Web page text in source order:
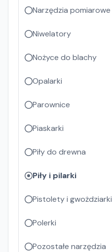
Narzędzia pomiarowe
Niwelatory
Nożyce do blachy
Opalarki
Parownice
Piaskarki
Piły do drewna
Piły i pilarki
Pistolety i gwożdziarki
Polerki
Pozostałe narzędzia